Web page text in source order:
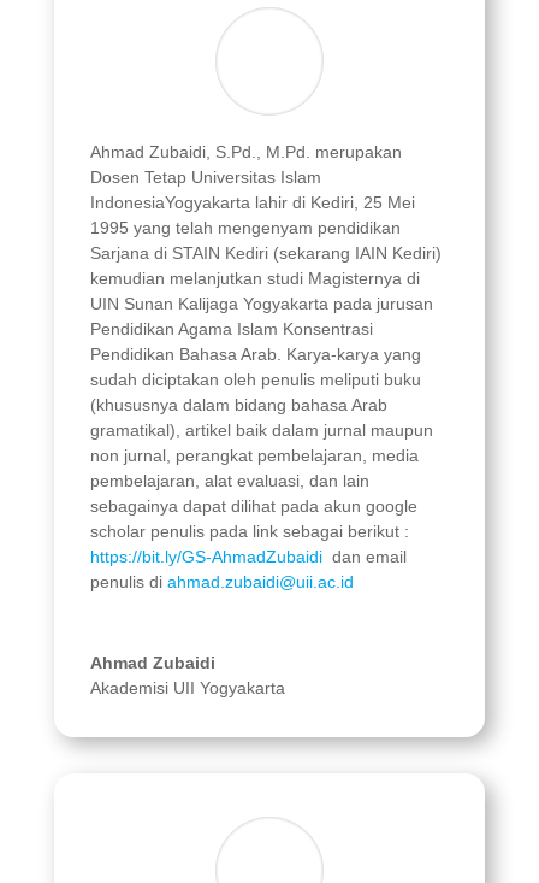
Ahmad Zubaidi, S.Pd., M.Pd. merupakan
Dosen Tetap Universitas Islam
IndonesiaYogyakarta lahir di Kediri, 25 Mei
1995 yang telah mengenyam pendidikan
Sarjana di STAIN Kediri (sekarang IAIN Kediri)
kemudian melanjutkan studi Magisternya di
UIN Sunan Kalijaga Yogyakarta pada jurusan
Pendidikan Agama Islam Konsentrasi
Pendidikan Bahasa Arab. Karya-karya yang
sudah diciptakan oleh penulis meliputi buku
(khususnya dalam bidang bahasa Arab
gramatikal), artikel baik dalam jurnal maupun
non jurnal, perangkat pembelajaran, media
pembelajaran, alat evaluasi, dan lain
sebagainya dapat dilihat pada akun google
scholar penulis pada link sebagai berikut :
https://bit.ly/GS-AhmadZubaididan email
penulis di ahmad.zubaidi@uii.ac.id
Ahmad Zubaidi
Akademisi UII Yogyakarta